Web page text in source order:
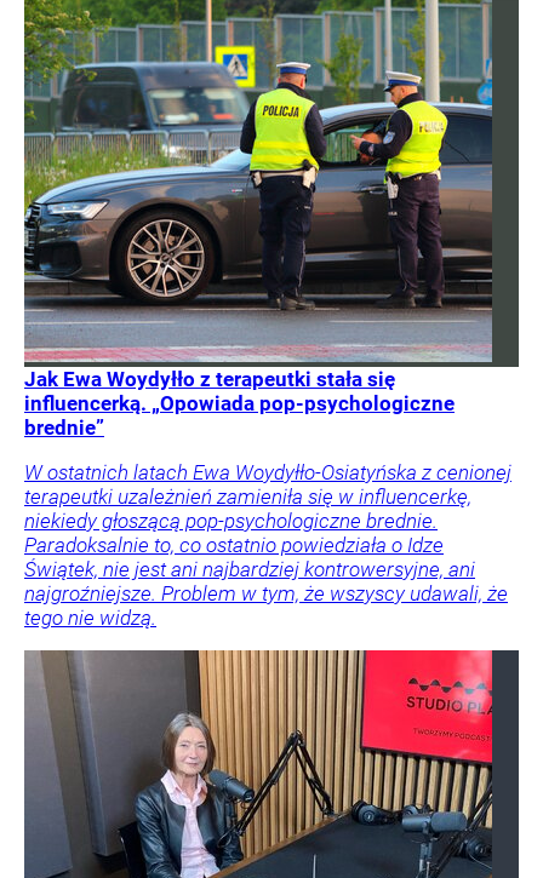
Jak Ewa Woydyłło z terapeutki stała się
influencerką. „Opowiada pop-psychologiczne
brednie”
W ostatnich latach Ewa Woydyłło-Osiatyńska z cenionej
terapeutki uzależnień zamieniła się w influencerkę,
niekiedy głoszącą pop-psychologiczne brednie.
Paradoksalnie to, co ostatnio powiedziała o Idze
Świątek, nie jest ani najbardziej kontrowersyjne, ani
najgroźniejsze. Problem w tym, że wszyscy udawali, że
tego nie widzą.